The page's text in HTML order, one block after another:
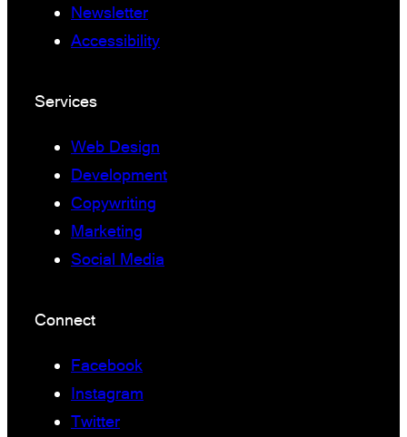
Newsletter
Accessibility
Services
Web Design
Development
Copywriting
Marketing
Social Media
Connect
Facebook
Instagram
Twitter